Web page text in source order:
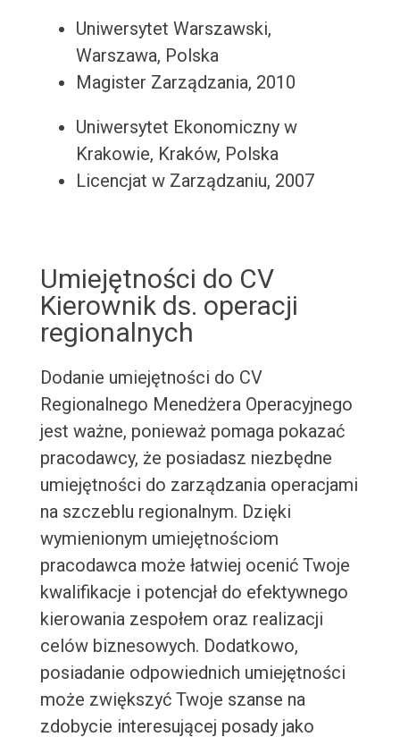
Uniwersytet Warszawski,
Warszawa, Polska
Magister Zarządzania, 2010
Uniwersytet Ekonomiczny w
Krakowie, Kraków, Polska
Licencjat w Zarządzaniu, 2007
Umiejętności do CV
Kierownik ds. operacji
regionalnych
Dodanie umiejętności do CV
Regionalnego Menedżera Operacyjnego
jest ważne, ponieważ pomaga pokazać
pracodawcy, że posiadasz niezbędne
umiejętności do zarządzania operacjami
na szczeblu regionalnym. Dzięki
wymienionym umiejętnościom
pracodawca może łatwiej ocenić Twoje
kwalifikacje i potencjał do efektywnego
kierowania zespołem oraz realizacji
celów biznesowych. Dodatkowo,
posiadanie odpowiednich umiejętności
może zwiększyć Twoje szanse na
zdobycie interesującej posady jako